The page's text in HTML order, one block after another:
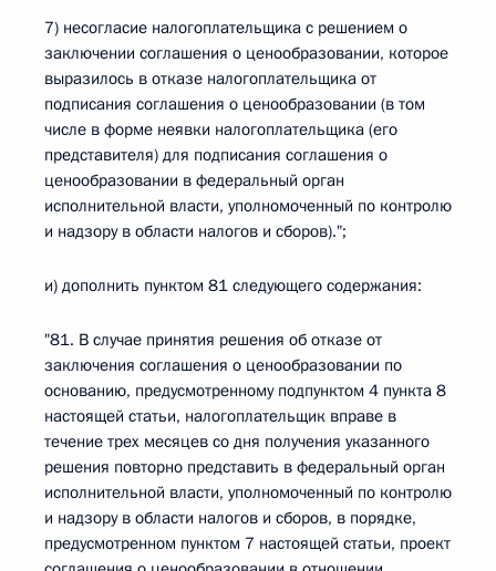
7) несогласие налогоплательщика с решением о
заключении соглашения о ценообразовании, которое
выразилось в отказе налогоплательщика от
подписания соглашения о ценообразовании (в том
числе в форме неявки налогоплательщика (его
представителя) для подписания соглашения о
ценообразовании в федеральный орган
исполнительной власти, уполномоченный по контролю
и надзору в области налогов и сборов).";
и) дополнить пунктом 81 следующего содержания:
"81. В случае принятия решения об отказе от
заключения соглашения о ценообразовании по
основанию, предусмотренному подпунктом 4 пункта 8
настоящей статьи, налогоплательщик вправе в
течение трех месяцев со дня получения указанного
решения повторно представить в федеральный орган
исполнительной власти, уполномоченный по контролю
и надзору в области налогов и сборов, в порядке,
предусмотренном пунктом 7 настоящей статьи, проект